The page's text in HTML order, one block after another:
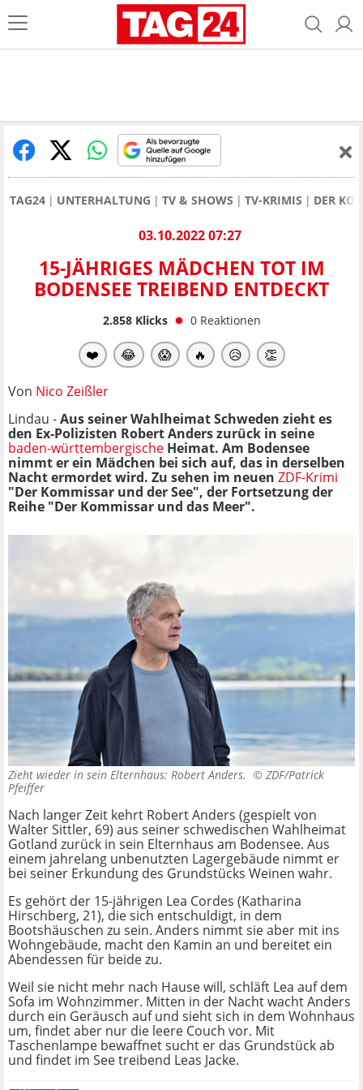
TAG24 UNTERHALTUNG TV & SHOWS TV-KRIMIS DER
03.10.2022 07:27
15-JÄHRIGES MÄDCHEN TOT IM
BODENSEE TREIBEND ENTDECKT
2.858Klicks 0 Reaktionen
❤️ 😂 😱 🔥 😥 👏
Von Nico Zeißler
Lindau -Aus seiner Wahlheimat Schweden zieht es
den Ex-Polizisten Robert Anders zurück in seine
baden-württembergische Heimat. Am Bodensee
nimmt er ein Mädchen bei sich auf, das in derselben
Nacht ermordet wird. Zu sehen im neuen ZDF-Krimi
"Der Kommissar und der See", der Fortsetzung der
Reihe "Der Kommissar und das Meer".
Zieht wieder in sein Elternhaus: Robert Anders. © ZDF/Patrick
Pfeiffer
Nach langer Zeit kehrt Robert Anders (gespielt von
Walter Sittler, 69) aus seiner schwedischen Wahlheimat
Gotland zurück in sein Elternhaus am Bodensee. Aus
einem jahrelang unbenutzten Lagergebäude nimmt er
bei seiner Erkundung des Grundstücks Weinen wahr.
Es gehört der 15-jährigen Lea Cordes (Katharina
Hirschberg, 21), die sich entschuldigt, in dem
Bootshäuschen zu sein. Anders nimmt sie aber mit ins
Wohngebäude, macht den Kamin an und bereitet ein
Abendessen für beide zu.
Weil sie nicht mehr nach Hause will, schläft Lea auf dem
Sofa im Wohnzimmer. Mitten in der Nacht wacht Anders
durch ein Geräusch auf und sieht sich in dem Wohnhaus
um, findet aber nur die leere Couch vor. Mit
Taschenlampe bewaffnet sucht er das Grundstück ab
und findet im See treibend Leas Jacke.